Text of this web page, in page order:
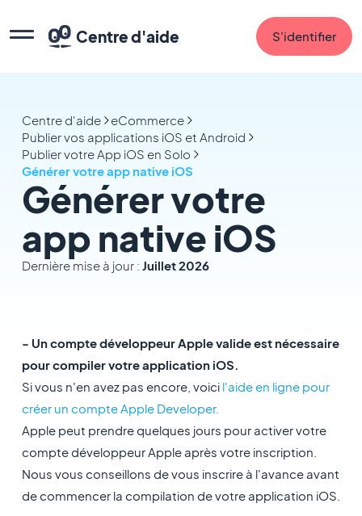
Centre d'aide S'identifier
Centre d'aide
eCommerce
Publier vos applications iOS et Android
Publier votre App iOS en Solo
Générer votre app native iOS
Générer votre
app native iOS
Dernière mise à jour : Juillet 2026
- Un compte développeur Apple valide est nécessaire
pour compiler votre application iOS.
Si vous n'en avez pas encore, voici l'aide en ligne pour
créer un compte Apple Developer.
Apple peut prendre quelques jours pour activer votre
compte développeur Apple après votre inscription.
Nous vous conseillons de vous inscrire à l'avance avant
de commencer la compilation de votre application iOS.